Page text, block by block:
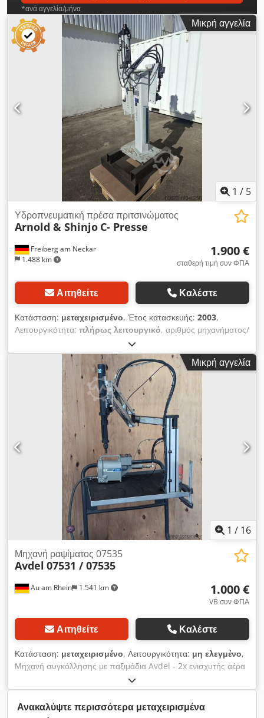
*ανά αγγελία/μήνα
Μικρή αγγελία
1 / 5
Freiberg am Neckar
1.488 km
Υδροπνευματική πρέσα πριτσινώματος
Arnold & Shinjo C- Presse
1.900 €
σταθερή τιμή συν ΦΠΑ
Αιτηθείτε Καλέστε
Κατάσταση: μεταχειρισμένο, Έτος κατασκευής: 2003,
Λειτουργικότητα: πλήρως λειτουργικό, αριθμός μηχανήματος/
, συνολικό βάρος:
bar 24 V 80 kN Dodowrp Iuspfx Akvock 3 K 150 E Η πρέσα
Arnold & Shinjo / Multipower Farger & Joosten C-Press είναι
μια ισχυρή και ευέλικτη υδροπνευματική πριτσινωτική πρέσα
ιδανική για την αποτελεσματική και ακριβή σύνδεση
εξαρτημάτων. Χάρη στον στιβαρό σχεδιασμό της και την
αξιόπιστη υδραυλική τεχνολογία της, επιτρέπει τη μετάδοση
υψηλής δύναμης για διάφορες εφαρμογές πριτσινώματος,
καθιστώντας την μια πολύτιμη λύση στην κατασκευή και τη
συναρμολόγηση. Η πρέσα χαρακτηρίζεται από την ευκολία
χρήσης και την ευελιξία της, επιτρέποντάς της να
χρησιμοποιείται σε μια ποικιλία διαδικασιών παραγωγής.
Μικρή αγγελία
1 / 16
Au am Rhein 1.541 km
Μηχανή ραψίματος 07535
Avdel 07531 / 07535
1.000 €
VB συν ΦΠΑ
Αιτηθείτε Καλέστε
Κατάσταση: μεταχειρισμένο, Λειτουργικότητα: μη ελεγμένο,
Μηχανή συγκόλλησης με παξιμάδια Avdel - 2x ενισχυτής αέρα
Avdel 07531 για υδροπνευματική μηχανή συγκόλλησης με
παξιμάδια - 2x μηχανή συγκόλλησης με παξιμάδια Avdel 07535
(στη μία λείπει η τσόχα για τα παξιμάδια) - δυνατότητα
αποστολής με επιπλέον χρέωση. Dsdszlguiopfx Akveck
Ανακαλύψτε περισσότερα μεταχειρισμένα